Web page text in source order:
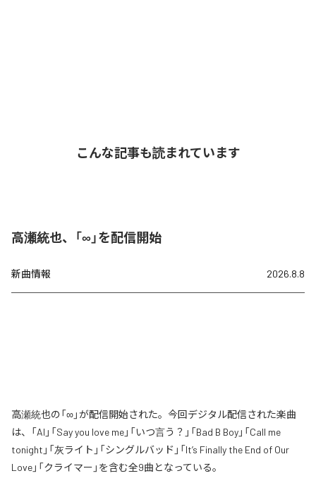
こんな記事も読まれています
高瀬統也、「∞」を配信開始
新曲情報 2026.8.8
高瀬統也の「∞」が配信開始された。今回デジタル配信された楽曲
は、「AI」「Say you love me」「いつ言う？」「Bad B Boy」「Call me
tonight」「灰ライト」「シングルバッド」「It’s Finally the End of Our
Love」「クライマー」を含む全9曲となっている。